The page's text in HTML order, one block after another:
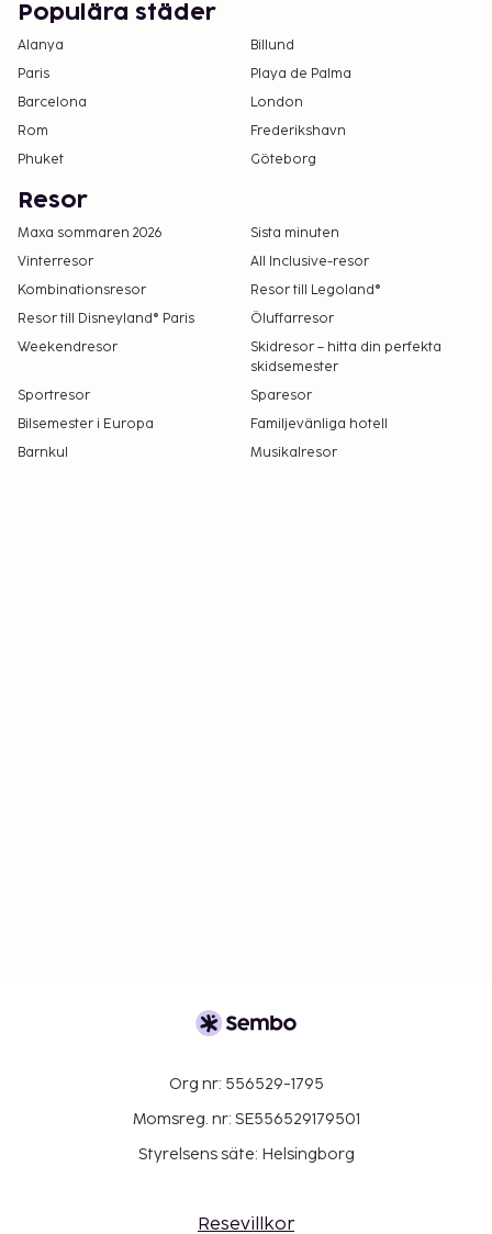
Populära städer
Alanya
Billund
Paris
Playa de Palma
Barcelona
London
Rom
Frederikshavn
Phuket
Göteborg
Resor
Maxa sommaren 2026
Sista minuten
Vinterresor
All Inclusive-resor
Kombinationsresor
Resor till Legoland®
Resor till Disneyland® Paris
Öluffarresor
Weekendresor
Skidresor – hitta din perfekta
skidsemester
Sportresor
Sparesor
Bilsemester i Europa
Familjevänliga hotell
Barnkul
Musikalresor
Org nr: 556529-1795
Momsreg. nr: SE556529179501
Styrelsens säte: Helsingborg
Resevillkor